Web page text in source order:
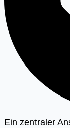
Ein zentraler